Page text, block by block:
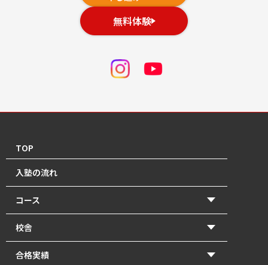
無料体験
TOP
入塾の流れ
コース
【2026年度前期】小学5・6年生(北中受験コース)
【2026年度前期】小学5・6年生(一般進学コース)
校舎
香東校（円座町）
合格実績